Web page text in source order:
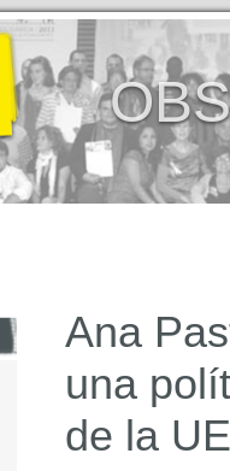
Ana
una
de la UE